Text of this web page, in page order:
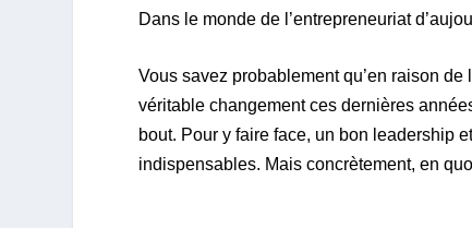
Dans le monde de l’entrepreneuriat
Vous savez probablement qu’en raison
véritable changement ces dernières
bout. Pour y faire face, un bon leadership
indispensables. Mais concrètement, en